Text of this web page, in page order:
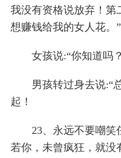
我没有资格说放弃！第
想赚钱给我的女人花。”
女孩说:“你知道吗？
男孩转过身去说:“总
起！
23、永远不要嘲笑任
若你，未曾疯狂，就没